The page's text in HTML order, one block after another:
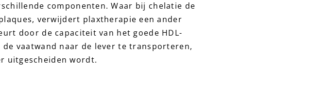
componenten. Waar bij chelatie de
verwijdert plaxtherapie een ander
door de capaciteit van het goede HDL-
vaatwand naar de lever te transporteren,
uitgescheiden wordt.